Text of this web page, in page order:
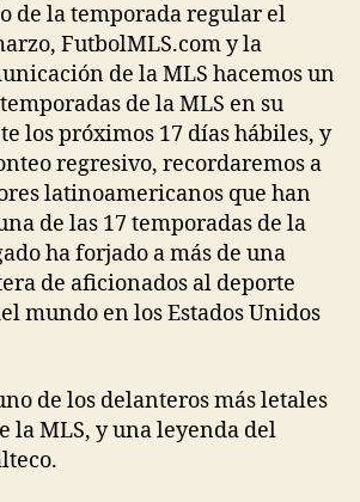
de la temporada regular el
FutbolMLS.com y la
de la MLS hacemos un
de la MLS en su
los próximos 17 días hábiles, y
regresivo, recordaremos a
latinoamericanos que han
de las 17 temporadas de la
ha forjado a más de una
de aficionados al deporte
mundo en los Estados Unidos
de los delanteros más letales
la MLS, y una leyenda del